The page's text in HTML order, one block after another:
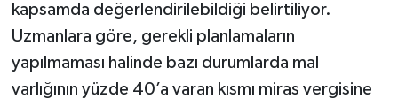
kapsamda değerlendirilebildiği belirtiliyor.
Uzmanlara göre, gerekli planlamaların
yapılmaması halinde bazı durumlarda mal
varlığının yüzde 40’a varan kısmı miras vergisine